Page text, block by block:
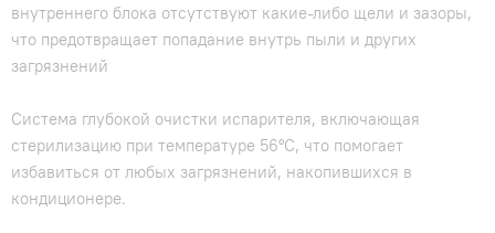
внутреннего блока отсутствуют какие-либо щели и зазоры,
что предотвращает попадание внутрь пыли и других
загрязнений
Система глубокой очистки испарителя, включающая
стерилизацию при температуре 56°C, что помогает
избавиться от любых загрязнений, накопившихся в
кондиционере.